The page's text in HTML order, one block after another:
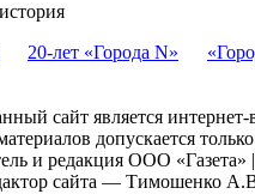
20-лет «Города N»
сайт является
допускается
и редакция ООО
сайта — Тимошенко